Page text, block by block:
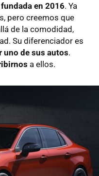
en 2016. Ya
pero creemos que
de la comodidad,
Su diferenciador es
uno de sus autos.
a ellos.